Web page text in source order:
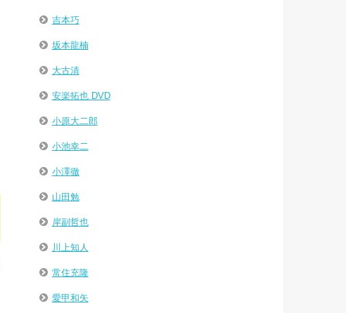
吉本巧
坂本龍楠
大古清
安楽拓也 DVD
小原大二郎
小池幸二
小澤徹
山田勉
岸副哲也
川上知人
常住充隆
愛甲和矢